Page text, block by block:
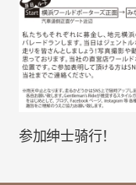
参加绅士骑行！